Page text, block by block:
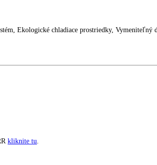
dvere čierna
systém, Ekologické chladiace prostriedky,